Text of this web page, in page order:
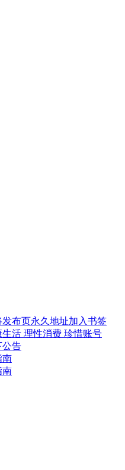
发布页永久地址加入书签
活 理性消费 珍惜账号
公告
南
南